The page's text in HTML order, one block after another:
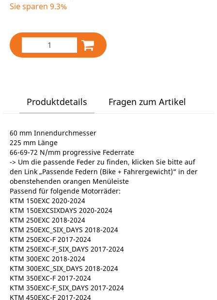
Sie sparen 9.3%
Produktdetails Fragen zum Artikel
60 mm Innendurchmesser
225 mm Länge
66-69-72 N/mm progressive Federrate
-> Um die passende Feder zu finden, klicken Sie bitte auf
den Link „Passende Federn (Bike + Fahrergewicht)“ in der
obenstehenden orangen Menüleiste
Passend für folgende Motorräder:
KTM 150EXC 2020-2024
KTM 150EXCSIXDAYS 2020-2024
KTM 250EXC 2018-2024
KTM 250EXC_SIX_DAYS 2018-2024
KTM 250EXC-F 2017-2024
KTM 250EXC-F_SIX_DAYS 2017-2024
KTM 300EXC 2018-2024
KTM 300EXC_SIX_DAYS 2018-2024
KTM 350EXC-F 2017-2024
KTM 350EXC-F_SIX_DAYS 2017-2024
KTM 450EXC-F 2017-2024